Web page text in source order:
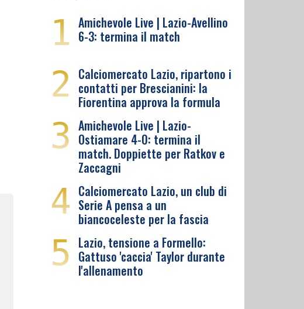
1 Amichevole Live | Lazio-Avellino
6-3: termina il match
2 Calciomercato Lazio, ripartono i
contatti per Brescianini: la
Fiorentina approva la formula
3 Amichevole Live | Lazio-
Ostiamare 4-0: termina il
match. Doppiette per Ratkov e
Zaccagni
4 Calciomercato Lazio, un club di
Serie A pensa a un
biancoceleste per la fascia
5 Lazio, tensione a Formello:
Gattuso 'caccia' Taylor durante
l'allenamento